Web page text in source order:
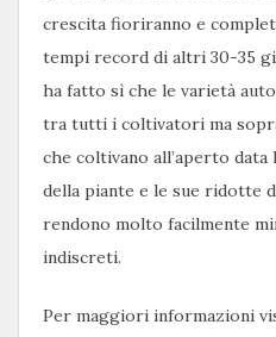
crescita fioriranno e
tempi record di altri 30-35
ha fatto sì che le varietà
tra tutti i coltivatori ma
che coltivano all’aperto
della piante e le sue ridotte
rendono molto facilmente
indiscreti.
Per maggiori informazioni